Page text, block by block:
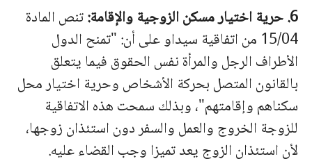
6. حرية اختيار مسكن الزوجية والإقامة:
تنص المادة
15/04 من اتفاقية سيداو على أن: "تمنح الدول
الأطراف الرجل والمرأة نفس الحقوق فيما يتعلق
بالقانون المتصل بحركة الأشخاص وحرية اختيار محل
سكناهم وإقامتهم"، وبذلك سمحت هذه الاتفاقية
للزوجة الخروج والعمل والسفر دون استئذان زوجها،
لأن استئذان الزوج يعد تميزا وجب القضاء عليه.